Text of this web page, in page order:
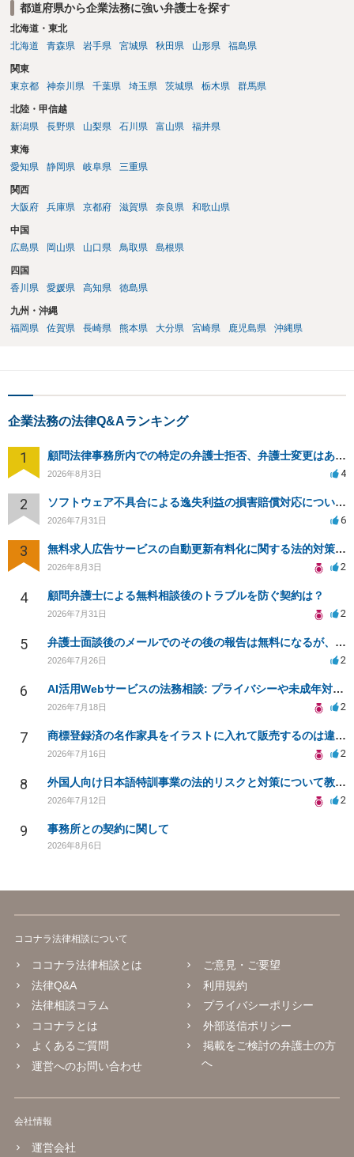
す。したがって、著しく不誠実な対応、放置、あるいは誤った不当な
回答を繰り返したような場合には、弁護士法上の誠実義務違反や品位
保持違反（弁護士法56条1項）として、弁護士会の懲戒対象となり得る
は、このウェブサイトで探す方法のほか、弁護士会や法律事務所に直
接問い合わせをする方法もあり得ると存じます。
都道府県から企業法務に強い弁護士を探す
北海道・東北
北海道
青森県 岩手県 宮城県 秋田県 山形県 福島県
関東
東京都
神奈川県 千葉県 埼玉県 茨城県 栃木県 群馬県
北陸・甲信越
新潟県
長野県 山梨県 石川県 富山県 福井県
東海
愛知県
静岡県 岐阜県 三重県
関西
大阪府
兵庫県 京都府 滋賀県 奈良県 和歌山県
中国
広島県
岡山県 山口県 鳥取県 島根県
四国
香川県
愛媛県 高知県 徳島県
九州・沖縄
福岡県
佐賀県 長崎県 熊本県 大分県 宮崎県 鹿児島県 沖縄県
企業法務の法律Q&Aランキング
1 顧問法律事務所内での特定の弁護士拒否、弁護士変更はあり？一般論でも構いません。
2026年8月3日 4
2 ソフトウェア不具合による逸失利益の損害賠償対応について相談
2026年7月31日 6
3 無料求人広告サービスの自動更新有料化に関する法的対策は？
2026年8月3日 2
4 顧問弁護士による無料相談後のトラブルを防ぐ契約は？
2026年7月31日 2
5 弁護士面談後のメールでのその後の報告は無料になるが、弁護士として興味ありますか？
2026年7月26日 2
6 AI活用Webサービスの法務相談: プライバシーや未成年対応など
2026年7月18日 2
7 商標登録済の名作家具をイラストに入れて販売するのは違法でしょうか
2026年7月16日 2
8 外国人向け日本語特訓事業の法的リスクと対策について教えてください
2026年7月12日 2
9 事務所との契約に関して
2026年8月6日
ココナラ法律相談について
ココナラ法律相談とは
法律Q&A
法律相談コラム
ココナラとは
よくあるご質問
運営へのお問い合わせ
ご意見・ご要望
利用規約
プライバシーポリシー
外部送信ポリシー
掲載をご検討の弁護士の方
へ
会社情報
運営会社